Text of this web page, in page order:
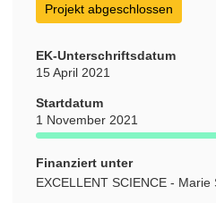
Projekt abgeschlossen
EK-Unterschriftsdatum
15 April 2021
Startdatum
1 November 2021
Finanziert unter
EXCELLENT SCIENCE - Marie